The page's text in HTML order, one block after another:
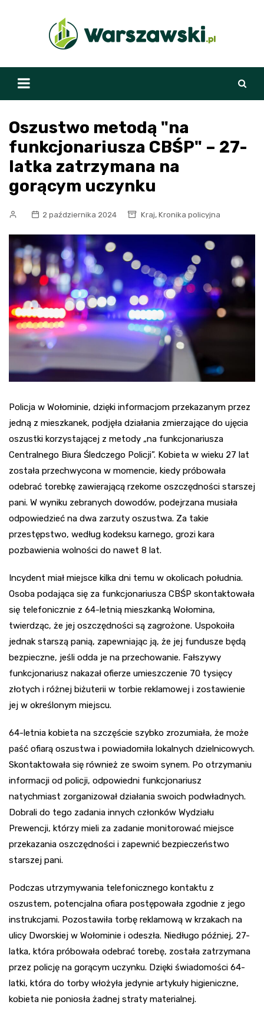
Oszustwo metodą "na
funkcjonariusza CBŚP" – 27-
latka zatrzymana na
gorącym uczynku
2 października 2024 Kraj, Kronika policyjna
Policja w Wołominie, dzięki informacjom przekazanym przez
jedną z mieszkanek, podjęła działania zmierzające do ujęcia
oszustki korzystającej z metody „na funkcjonariusza
Centralnego Biura Śledczego Policji”. Kobieta w wieku 27 lat
została przechwycona w momencie, kiedy próbowała
odebrać torebkę zawierającą rzekome oszczędności starszej
pani. W wyniku zebranych dowodów, podejrzana musiała
odpowiedzieć na dwa zarzuty oszustwa. Za takie
przestępstwo, według kodeksu karnego, grozi kara
pozbawienia wolności do nawet 8 lat.
Incydent miał miejsce kilka dni temu w okolicach południa.
Osoba podająca się za funkcjonariusza CBŚP skontaktowała
się telefonicznie z 64-letnią mieszkanką Wołomina,
twierdząc, że jej oszczędności są zagrożone. Uspokoiła
jednak starszą panią, zapewniając ją, że jej fundusze będą
bezpieczne, jeśli odda je na przechowanie. Fałszywy
funkcjonariusz nakazał ofierze umieszczenie 70 tysięcy
złotych i różnej biżuterii w torbie reklamowej i zostawienie
jej w określonym miejscu.
64-letnia kobieta na szczęście szybko zrozumiała, że może
paść ofiarą oszustwa i powiadomiła lokalnych dzielnicowych.
Skontaktowała się również ze swoim synem. Po otrzymaniu
informacji od policji, odpowiedni funkcjonariusz
natychmiast zorganizował działania swoich podwładnych.
Dobrali do tego zadania innych członków Wydziału
Prewencji, którzy mieli za zadanie monitorować miejsce
przekazania oszczędności i zapewnić bezpieczeństwo
starszej pani.
Podczas utrzymywania telefonicznego kontaktu z
oszustem, potencjalna ofiara postępowała zgodnie z jego
instrukcjami. Pozostawiła torbę reklamową w krzakach na
ulicy Dworskiej w Wołominie i odeszła. Niedługo później, 27-
latka, która próbowała odebrać torebę, została zatrzymana
przez policję na gorącym uczynku. Dzięki świadomości 64-
latki, która do torby włożyła jedynie artykuły higieniczne,
kobieta nie poniosła żadnej straty materialnej.